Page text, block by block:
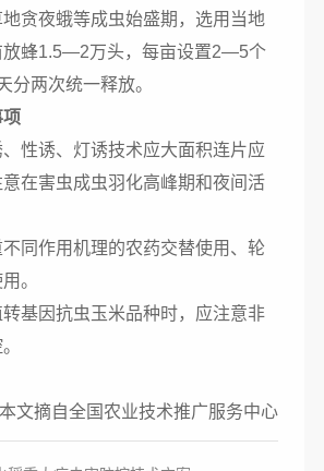
贪夜蛾等成虫始盛期，选用当地
蜂1.5—2万头，每亩设置2—5个
分两次统一释放。
诱、灯诱技术应大面积连片应
在害虫成虫羽化高峰期和夜间活
作用机理的农药交替使用、轮
。
因抗虫玉米品种时，应注意非
摘自全国农业技术推广服务中心